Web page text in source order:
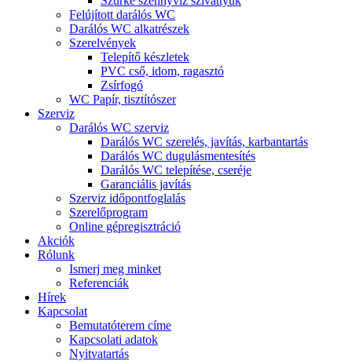
Felújított darálós WC
Darálós WC alkatrészek
Szerelvények
Telepítő készletek
PVC cső, idom, ragasztó
Zsírfogó
WC Papír, tisztítószer
Szerviz
Darálós WC szerviz
Darálós WC szerelés, javítás, karbantartás
Darálós WC dugulásmentesítés
Darálós WC telepítése, cseréje
Garanciális javítás
Szerviz időpontfoglalás
Szerelőprogram
Online gépregisztráció
Akciók
Rólunk
Ismerj meg minket
Referenciák
Hírek
Kapcsolat
Bemutatóterem címe
Kapcsolati adatok
Nyitvatartás